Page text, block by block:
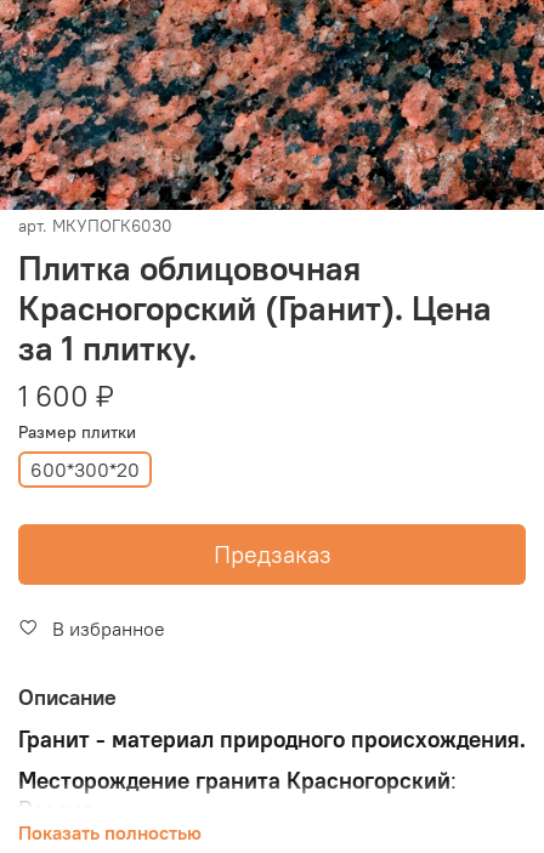
арт. МКУПОГК6030
Плитка облицовочная
Красногорский (Гранит). Цена
за 1 плитку.
1 600 ₽
Размер плитки
600*300*20
Предзаказ
В избранное
Описание
Гранит - материал природного происхождения.
Месторождение гранита Красногорский:
Россия.
Показать полностью